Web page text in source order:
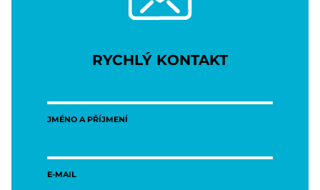
RYCHLÝ KONTAKT
JMÉNO A PŘÍJMENÍ
E-MAIL